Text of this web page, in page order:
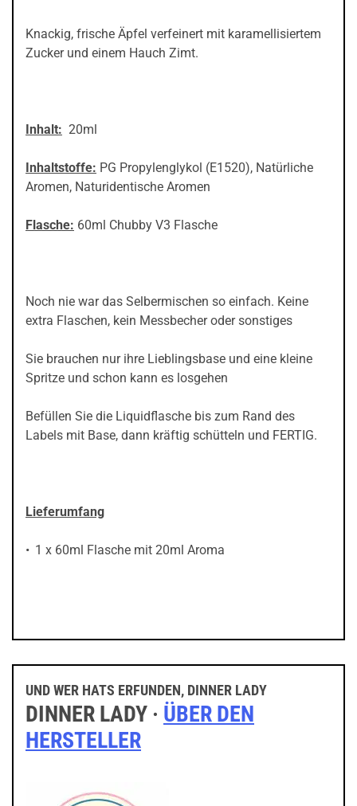
Knackig, frische Äpfel verfeinert mit karamellisiertem
Zucker und einem Hauch Zimt.
Inhalt: 20ml
Inhaltstoffe: PG Propylenglykol (E1520), Natürliche
Aromen, Naturidentische Aromen
Flasche: 60ml Chubby V3 Flasche
Noch nie war das Selbermischen so einfach. Keine
extra Flaschen, kein Messbecher oder sonstiges
Sie brauchen nur ihre Lieblingsbase und eine kleine
Spritze und schon kann es losgehen
Befüllen Sie die Liquidflasche bis zum Rand des
Labels mit Base, dann kräftig schütteln und FERTIG.
Lieferumfang
1 x 60ml Flasche mit 20ml Aroma
UND WER HATS ERFUNDEN, DINNER LADY
DINNER LADY · ÜBER DEN
HERSTELLER